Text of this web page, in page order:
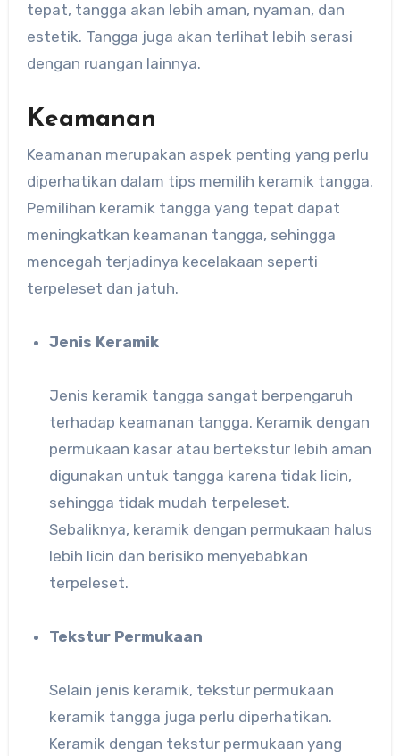
tepat, tangga akan lebih aman, nyaman, dan
estetik. Tangga juga akan terlihat lebih serasi
dengan ruangan lainnya.
Keamanan
Keamanan merupakan aspek penting yang perlu
diperhatikan dalam tips memilih keramik tangga.
Pemilihan keramik tangga yang tepat dapat
meningkatkan keamanan tangga, sehingga
mencegah terjadinya kecelakaan seperti
terpeleset dan jatuh.
Jenis Keramik
Jenis keramik tangga sangat berpengaruh
terhadap keamanan tangga. Keramik dengan
permukaan kasar atau bertekstur lebih aman
digunakan untuk tangga karena tidak licin,
sehingga tidak mudah terpeleset.
Sebaliknya, keramik dengan permukaan halus
lebih licin dan berisiko menyebabkan
terpeleset.
Tekstur Permukaan
Selain jenis keramik, tekstur permukaan
keramik tangga juga perlu diperhatikan.
Keramik dengan tekstur permukaan yang